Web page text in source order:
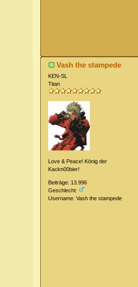
Vash the stampede
KEN-SL
Titan
Love & Peace! König der
Kackn00bier!
Beiträge: 13.996
Geschlecht:
Username: Vash the stampede